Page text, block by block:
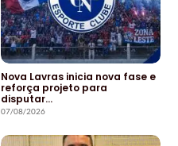
Nova Lavras inicia nova fase e
reforça projeto para
disputar…
07/08/2026